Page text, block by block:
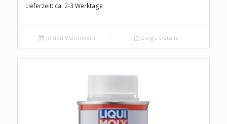
Lieferzeit: ca. 2-3 Werktage
In den Warenkorb Zeige Details